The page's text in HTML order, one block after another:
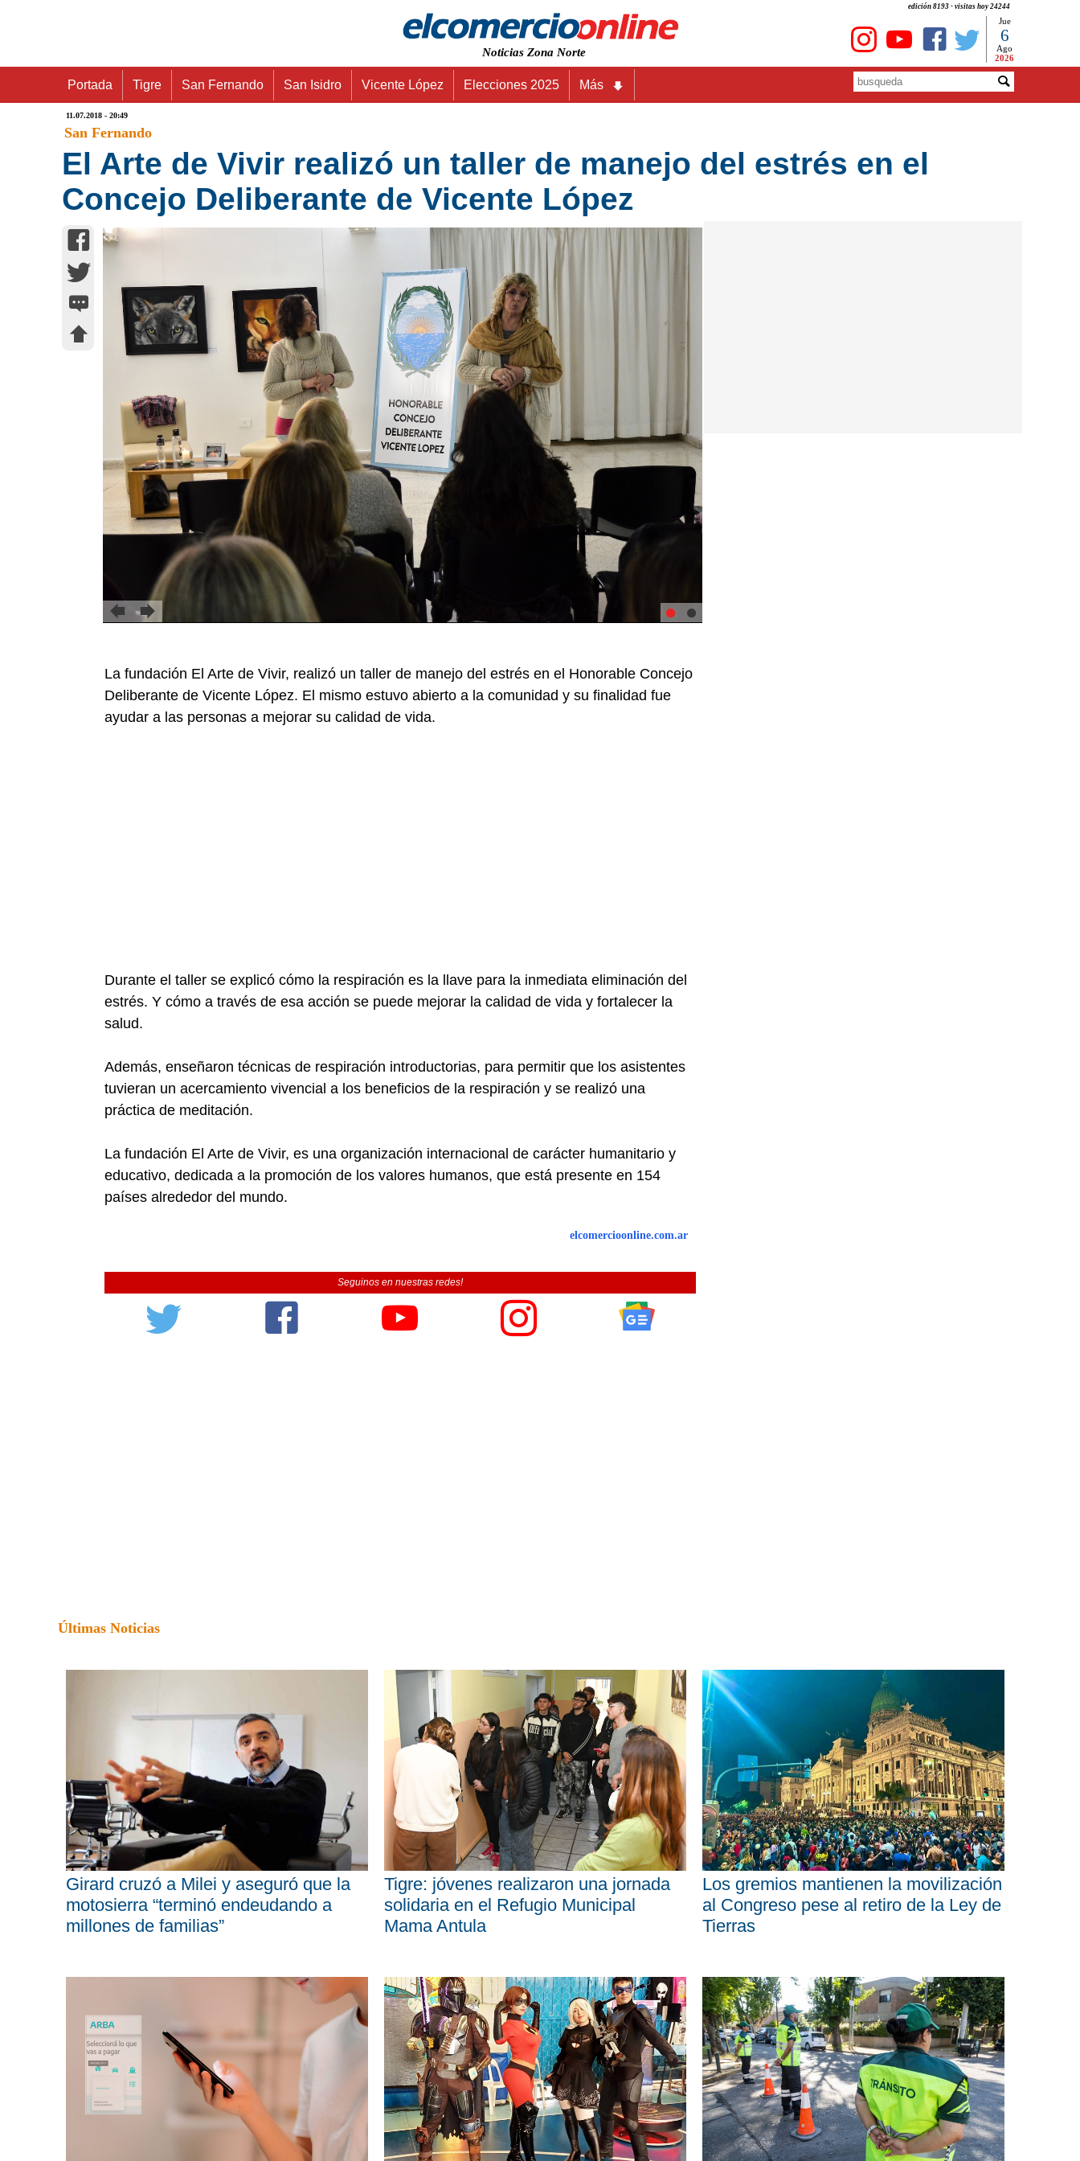
edición 8193 - visitas hoy 24244
Noticias Zona Norte
Jue
6
Ago
2026
Portada Tigre San Fernando San Isidro Vicente López Elecciones 2025 Más
11.07.2018 - 20:49
San Fernando
El Arte de Vivir realizó un taller de manejo del estrés en el
Concejo Deliberante de Vicente López
La fundación El Arte de Vivir, realizó un taller de manejo del estrés en el Honorable Concejo
Deliberante de Vicente López. El mismo estuvo abierto a la comunidad y su finalidad fue
ayudar a las personas a mejorar su calidad de vida.
Durante el taller se explicó cómo la respiración es la llave para la inmediata eliminación del
estrés. Y cómo a través de esa acción se puede mejorar la calidad de vida y fortalecer la
salud.
Además, enseñaron técnicas de respiración introductorias, para permitir que los asistentes
tuvieran un acercamiento vivencial a los beneficios de la respiración y se realizó una
práctica de meditación.
La fundación El Arte de Vivir, es una organización internacional de carácter humanitario y
educativo, dedicada a la promoción de los valores humanos, que está presente en 154
países alrededor del mundo.
elcomercioonline.com.ar
Seguinos en nuestras redes!
Últimas Noticias
Girard cruzó a Milei y aseguró que la
motosierra “terminó endeudando a
millones de familias”
Tigre: jóvenes realizaron una jornada
solidaria en el Refugio Municipal
Mama Antula
Los gremios mantienen la movilización
al Congreso pese al retiro de la Ley de
Tierras